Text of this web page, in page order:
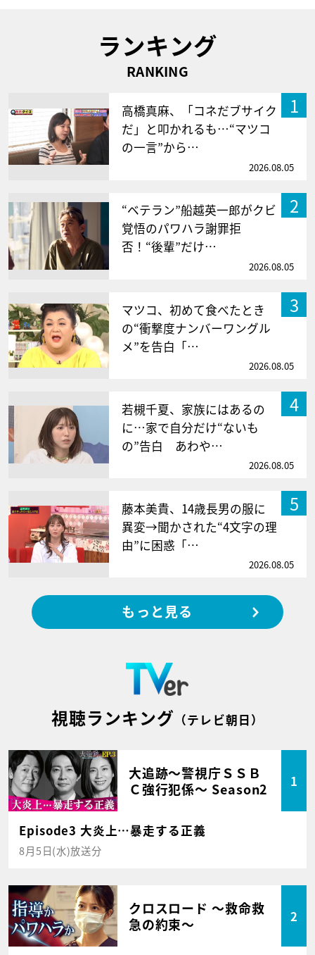
ランキング
RANKING
1
高橋真麻、「コネだブサイク
だ」と叩かれるも…“マツコ
の一言”から…
2026.08.05
2
“ベテラン”船越英一郎がクビ
覚悟のパワハラ謝罪拒
否！“後輩”だけ…
2026.08.05
3
マツコ、初めて食べたとき
の“衝撃度ナンバーワングル
メ”を告白「…
2026.08.05
4
若槻千夏、家族にはあるの
に…家で自分だけ“ないも
の”告白 あわや…
2026.08.05
5
藤本美貴、14歳長男の服に
異変→聞かされた“4文字の理
由”に困惑「…
2026.08.05
もっと見る
視聴ランキング （テレビ朝日）
大追跡～警視庁ＳＳＢ
Ｃ強行犯係～ Season2
1
Episode3 大炎上…暴走する正義
8月5日(水)放送分
クロスロード ～救命救
急の約束～
2